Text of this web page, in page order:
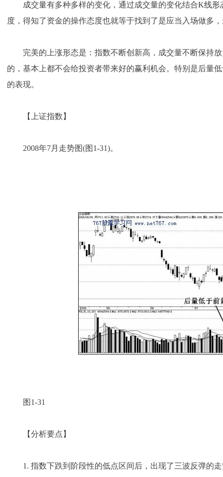
成交量有多种多样的变化，通过成交量的变化结合K线形
度，得知了资金的操作态度也就等于找到了是应当入场做多
完美的上涨形态是：指数不断创新高，成交量不断保持放
的，基本上都不会给投资者带来好的赢利机会。特别是后量
的表现。
【上证指数】
2008年7月走势图(图1-31)。
图1-31
【分析要点】
1. 指数下跌到阶段性的低点区间后，出现了三波反弹的走